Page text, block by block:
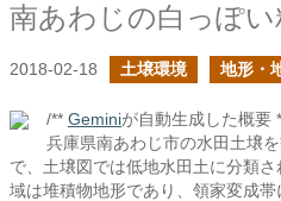
南あわじの白っぽい
2018-02-18 土壌環境 地形・
/** Geminiが自動生成した概要
兵庫県南あわじ市の水田土壌
で、土壌図では低地水田土に分類
域は堆積物地形であり、領家変成